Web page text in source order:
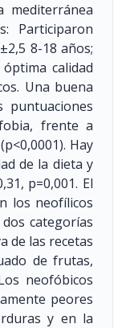
mediterránea
Participaron
8-18 años;
calidad
Una buena
puntuaciones
frente a
Hay
de la dieta y
p=0,001. El
los neofílicos
categorías
de las recetas
de frutas,
neofóbicos
peores
y en la